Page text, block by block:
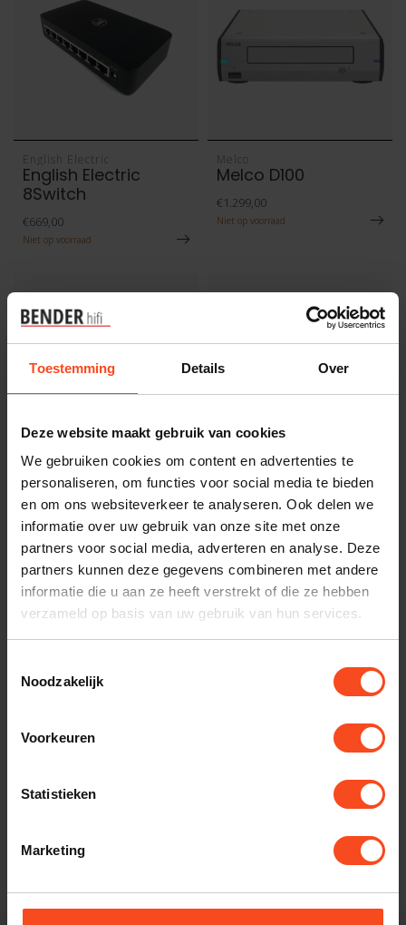
Toestemming Details Over
Deze website maakt gebruik van cookies
We gebruiken cookies om content en advertenties te
personaliseren, om functies voor social media te bieden
en om ons websiteverkeer te analyseren. Ook delen we
informatie over uw gebruik van onze site met onze
partners voor social media, adverteren en analyse. Deze
partners kunnen deze gegevens combineren met andere
informatie die u aan ze heeft verstrekt of die ze hebben
verzameld op basis van uw gebruik van hun services.
Noodzakelijk
Voorkeuren
Statistieken
Marketing
English Electric
English Electric
8Switch
€669,00
Niet op voorraad
Melco
Melco D100
€1.299,00
Niet op voorraad
Silent Angel
Silent Angel Rhein Z1
C
Niet op voorraad
Silent Angel
Silent Angel Rhein Z1
Plus
Silent Angel
Niet op voorraad